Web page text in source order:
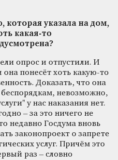
которая указала на дом,
какая‑то
опрос и отпустили. И
она понесёт хоть какую‑то
Доказать, что она
невозможно,
у нас наказания нет.
– за это ничего не
недавно Госдума вновь
законопроект о запрете
услуг. Причём это
раз – словно